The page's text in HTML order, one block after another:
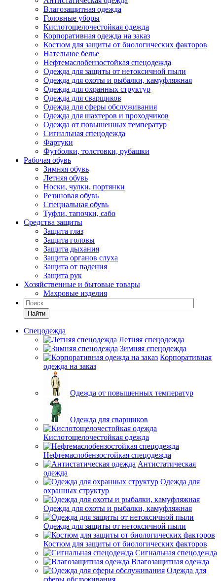
Влагозащитная одежда
Головные уборы
Кислотощелочестойкая одежда
Корпоративная одежда на заказ
Костюм для защиты от биологических факторов
Нательное белье
Нефтемаслобензостойкая спецодежда
Одежда для защиты от нетоксичной пыли
Одежда для охоты и рыбалки, камуфляжная
Одежда для охранных структур
Одежда для сварщиков
Одежда для сферы обслуживания
Одежда для шахтеров и проходчиков
Одежда от повышенных температур
Сигнальная спецодежда
Фартуки
Футболки, толстовки, рубашки
Рабочая обувь
Зимняя обувь
Летняя обувь
Носки, чулки, портянки
Резиновая обувь
Специальная обувь
Туфли, тапочки, сабо
Средства защиты
Защита глаз
Защита головы
Защита дыхания
Защита органов слуха
Защита от падения
Защита рук
Хозяйственные и бытовые товары
Махровые изделия
Найти
Спецодежда
Летняя спецодежда
Зимняя спецодежда
Корпоративная
одежда на заказ
Одежда от повышенных температур
Одежда для сварщиков
Кислотощелочестойкая одежда
Нефтемаслобензостойкая спецодежда
Антистатическая
одежда
Одежда для
охранных структур
Одежда для охоты и рыбалки, камуфляжная
Одежда для защиты от нетоксичной пыли
Костюм для защиты от биологических факторов
Сигнальная спецодежда
Влагозащитная одежда
Одежда для
сферы обслуживания